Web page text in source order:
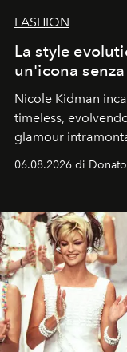
FASHION
La style
un'icona
Nicole Kidman
timeless,
glamour
Italia la sua style
06.08.2026 di